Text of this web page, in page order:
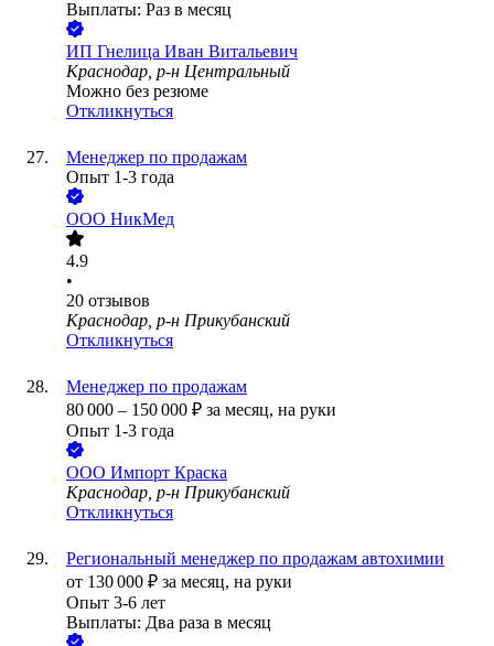
Выплаты: Раз в месяц
ИП Гнелица Иван Витальевич
Краснодар, р-н Центральный
Можно без резюме
Откликнуться
Менеджер по продажам
Опыт 1-3 года
ООО НикМед
4.9
•
20 отзывов
Краснодар, р-н Прикубанский
Откликнуться
Менеджер по продажам
80 000 – 150 000 ₽ за месяц, на руки
Опыт 1-3 года
ООО Импорт Краска
Краснодар, р-н Прикубанский
Откликнуться
Региональный менеджер по продажам автохимии
от 130 000 ₽ за месяц, на руки
Опыт 3-6 лет
Выплаты: Два раза в месяц